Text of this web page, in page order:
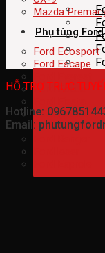
Mazda
Phụ tùng Ford
Ford Ecosport
Ford Escape
Ford Focus
Ford Modeo
Ford Transit
HỖ TRỢ TRỰC
Hotline:
Email: